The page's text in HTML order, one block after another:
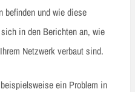
befinden und wie diese
in den Berichten an, wie
Netzwerk verbaut sind.
ein Problem in